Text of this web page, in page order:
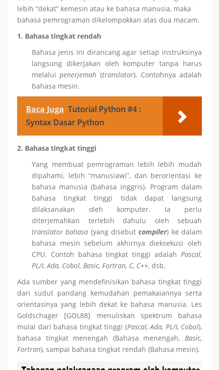
lebih “dekat” kemesin atau ke bahasa manusia, maka
bahasa pemrograman dikelompokkan atas dua macam.
1. Bahasa tingkat rendah
Bahasa jenis ini dirancang agar setiap instruksinya
langsung dikerjakan oleh komputer tanpa harus
melaluipenerjemah (translator). Contohnya adalah
bahasa mesin.
Baca Juga Tutorial Python #4 :
Syntax Dasar Python
2. Bahasa tingkat tinggi
Yang membuat pemrograman lebih lebih mudah
dipahami, lebih “manusiawi”, dan berorientasi ke
bahasa manusia (bahasa inggris). Program dalam
bahasa tingkat tinggi tidak dapat langsung
dilaksanakan oleh komputer. Ia perlu
diterjemahkan terlebih dahulu oleh sebuah
translatorbahasa (yang disebutcompiler) ke dalam
bahasa mesin sebelum akhirnya dieksekusi oleh
CPU. Contoh bahasa tingkat tinggi adalah Pascal,
PL/I, Ada, Cobol, Basic, Fortran, C, C++, dsb.
Ada sumber yang mendefinisikan bahasa tingkat tinggi
dari sudut pandang kemudahan pemakaiannya serta
orientasinya yang lebih dekat ke bahasa manusia. Les
Goldschager [GOL88] menuliskan spektrum bahasa
mulai dari bahasa tingkat tinggi (Pascal, Ada, PL/I, Cobol),
bahasa tingkat menengah (Bahasa menengah, Basic,
Fortran), sampai bahasa tingkat rendah (Bahasa mesin).